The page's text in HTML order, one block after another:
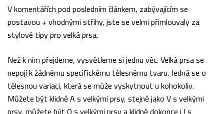
V komentářích pod posledním článkem, zabývajícím se
postavou + vhodnými střihy, jste se velmi přimlouvaly za
stylové tipy pro velká prsa.
Než k nim přejdeme, vysvětleme si jednu věc. Velká prsa se
nepojí k žádnému specifickému tělesnému tvaru. Jedná se o
tělesnou variaci, která se může vyskytnout u kohokoliv.
Můžete být klidně A s velkými prsy, stejně jako V s velkými